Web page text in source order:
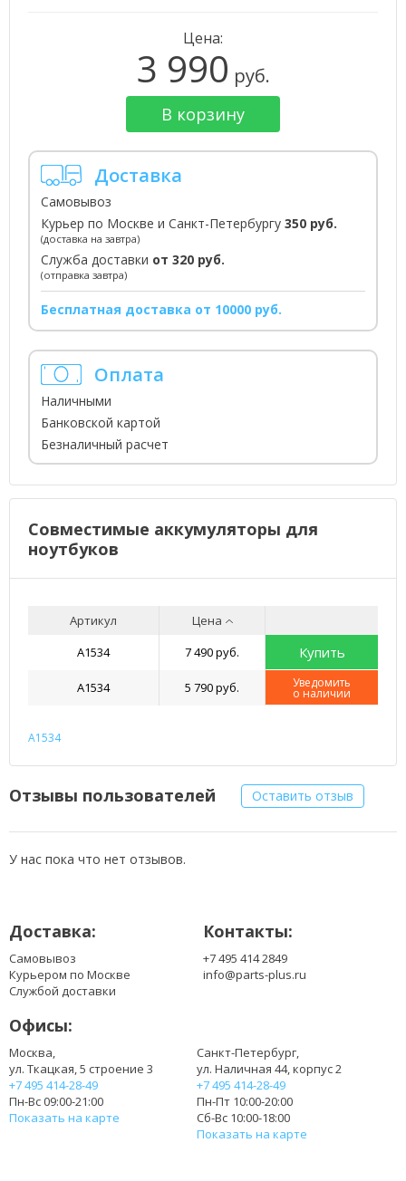
Цена:
3 990 руб.
В корзину
Доставка
Самовывоз
Курьер по Москве и Санкт-Петербургу 350 руб.
(доставка на завтра)
Служба доставки от 320 руб.
(отправка завтра)
Бесплатная доставка от 10000 руб.
Оплата
Наличными
Банковской картой
Безналичный расчет
Совместимые аккумуляторы для
ноутбуков
Артикул
Цена
A1534
7 490 руб. Купить
A1534 5 790 руб. Уведомить
о наличии
A1534
Отзывы пользователей Оставить отзыв
У нас пока что нет отзывов.
Доставка:
Самовывоз
Курьером по Москве
Службой доставки
Контакты:
+7 495 414 2849
info@parts-plus.ru
Офисы:
Москва,
ул. Ткацкая, 5 строение 3
+7 495 414-28-49
Пн-Вс 09:00-21:00
Показать на карте
Санкт-Петербург,
ул. Наличная 44, корпус 2
+7 495 414-28-49
Пн-Пт 10:00-20:00
Сб-Вс 10:00-18:00
Показать на карте